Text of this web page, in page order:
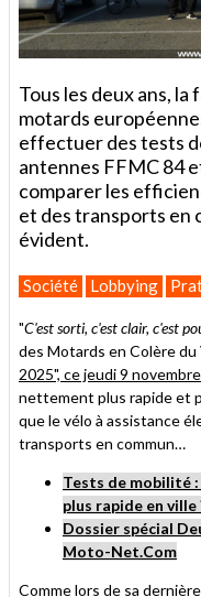
Tous les deux ans,
motards
effectuer des tests
antennes FFMC 84
comparer les
et des transports en
évident.
Société Lobbying
"C'est sorti, c'est clair, c'est
des Motards en Colère du
2025", ce jeudi 9 novembre
nettement plus rapide et
que le vélo à assistance
transports en commun…
Tests de mobilité
plus rapide en ville
Dossier spécial
Moto-Net.Com
Comme lors de sa